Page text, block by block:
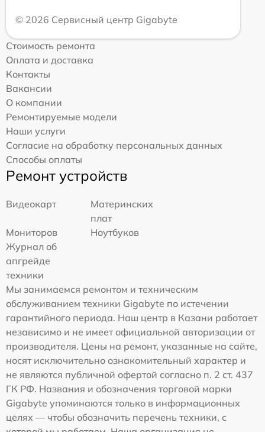
© 2026 Сервисный центр Gigabyte
Стоимость ремонта
Оплата и доставка
Контакты
Вакансии
О компании
Ремонтируемые модели
Наши услуги
Согласие на обработку персональных данных
Способы оплаты
Ремонт устройств
Видеокарт
Материнских
плат
Мониторов
Ноутбуков
Журнал об
апгрейде
техники
Мы занимаемся ремонтом и техническим
обслуживанием техники Gigabyte по истечении
гарантийного периода. Наш центр в Казани работает
независимо и не имеет официальной авторизации от
производителя. Цены на ремонт, указанные на сайте,
носят исключительно ознакомительный характер и
не являются публичной офертой согласно п. 2 ст. 437
ГК РФ. Названия и обозначения торговой марки
Gigabyte упоминаются только в информационных
целях — чтобы обозначить перечень техники, с